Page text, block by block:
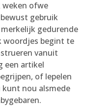
weken ofwe
gebruik
gedurende
woordjes begint te
vanuit
een artikel
of lepelen
nou alsmede